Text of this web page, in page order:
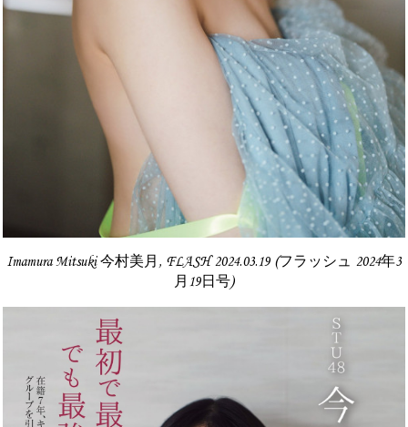
Imamura Mitsuki 今村美月, FLASH 2024.03.19 (フラッシュ 2024年3
月19日号)